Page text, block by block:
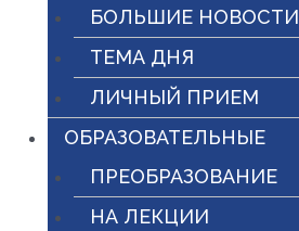
БОЛЬШИЕ НОВОСТИ
ТЕМА ДНЯ
ЛИЧНЫЙ ПРИЕМ
ОБРАЗОВАТЕЛЬНЫЕ
ПРЕОБРАЗОВАНИЕ
НА ЛЕКЦИИ